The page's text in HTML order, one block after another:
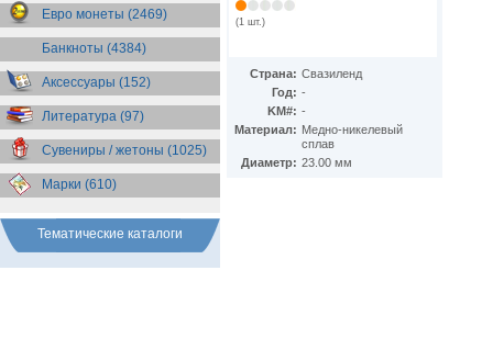
Евро монеты (2469)
Банкноты (4384)
Аксессуары (152)
Литература (97)
Сувениры / жетоны (1025)
Марки (610)
Тематические каталоги
(1 шт.)
Страна: Свазиленд
Год: -
KM#: -
Материал: Медно-никелевый
сплав
Диаметр: 23.00 мм